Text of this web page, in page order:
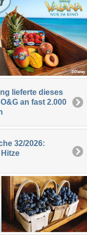
lieferte dieses
an fast 2.000
32/2026: